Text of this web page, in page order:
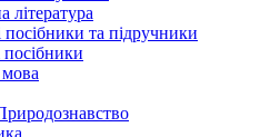
література
посібники та підручники
посібники
мова